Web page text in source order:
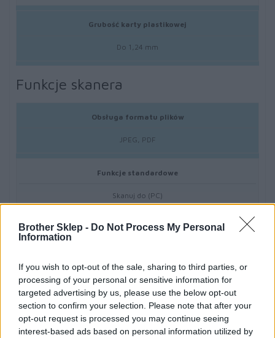
Brother Sklep - Do Not Process My Personal
Information
If you wish to opt-out of the sale, sharing to third parties, or
processing of your personal or sensitive information for
targeted advertising by us, please use the below opt-out
section to confirm your selection. Please note that after your
opt-out request is processed you may continue seeing
interest-based ads based on personal information utilized by
Grubość karty plastikowej
Do 1,24 mm
Funkcje skanera
Obsługa formatu plików
JPEG, PDF
Funkcje standardowe
Skanuj do (PC)
Kontrola podawania
Sterowniki
Skanuj sterowniki